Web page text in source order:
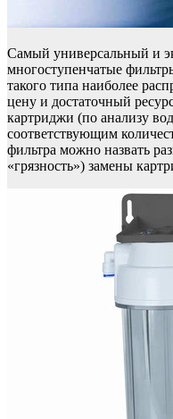
Самый универсальный и
многоступенчатые
такого типа наиболее
цену и достаточный
картриджи (по анализу
соответствующим
фильтра можно назвать
«грязность») замены